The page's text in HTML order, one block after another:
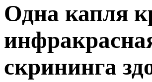
Одна капля
скрининга